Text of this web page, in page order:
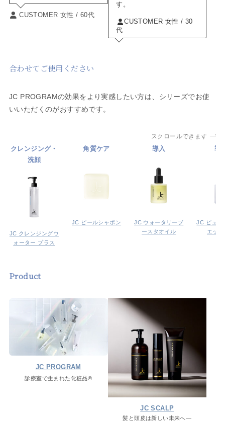
CUSTOMER 女性 / 60代
す。
CUSTOMER 女性 / 30
代
合わせてご使用ください
JC PROGRAMの効果をより実感したい方は、シリーズでお使
いいただくのがおすすめです。
スクロールできます
クレンジング・
洗顔
JC クレンジングウ
ォーター プラス
角質ケア
JC ピールシャボン
導入
JC ウォータリーブ
ースタオイル
導
JC ピュア
エッ
Product
JC PROGRAM
診療室で生まれた化粧品®
JC SCALP
髪と頭皮は新しい未来へ―